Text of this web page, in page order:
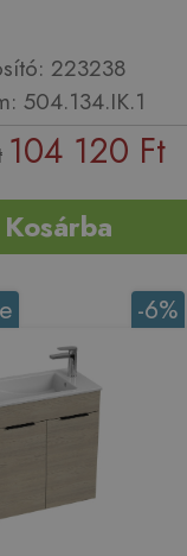
223238
504.134.IK.1
104 120 Ft
Kosárba
-6%